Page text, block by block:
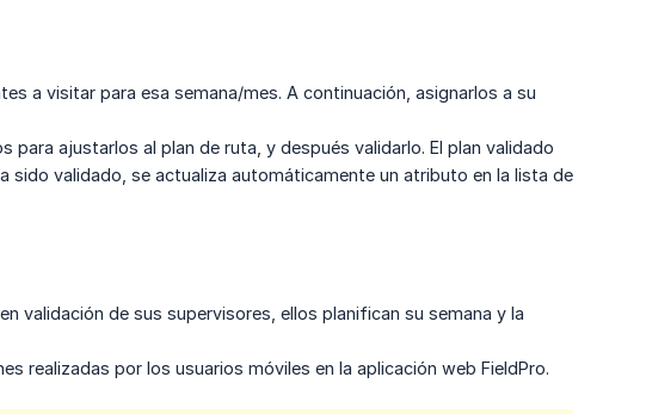
a visitar para esa semana/mes. A continuación, asignarlos a su
ajustarlos al plan de ruta, y después validarlo. El plan validado
validado, se actualiza automáticamente un atributo en la lista de
validación de sus supervisores, ellos planifican su semana y la
realizadas por los usuarios móviles en la aplicación web FieldPro.